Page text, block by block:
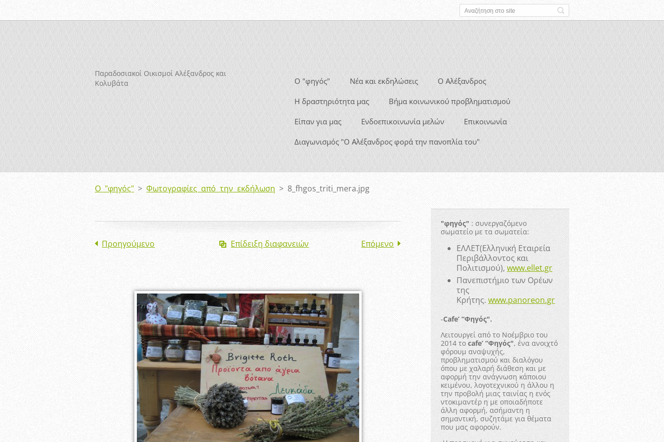
Παραδοσιακοί Οικισμοί Αλέξανδρος και
Κολυβάτα
Ο "φηγός" Νέα και εκδηλώσεις Ο Αλέξανδρος
Η δραστηριότητα μας Βήμα κοινωνικού προβληματισμού
Είπαν για μας Ενδοεπικοινωνία μελών Επικοινωνία
Διαγωνισμός "Ο Αλέξανδρος φορά την πανοπλία του"
Ο "φηγός" > Φωτογραφίες από την εκδήλωση > 8_fhgos_triti_mera.jpg
Προηγούμενο Επίδειξη διαφανειών Επόμενο
"φηγός" : συνεργαζόμενο
σωματείο με τα σωματεία:
ΕΛΛΕΤ(Ελληνική Εταιρεία
Περιβάλλοντος και
Πολιτισμού),www.ellet.gr
Πανεπιστήμιο των Ορέων
της
Κρήτης.www.panoreon.gr
-Cafe’ “Φηγός".
Λειτουργεί από το Νοέμβριο του
2014 τοcafe’ “Φηγός", ένα ανοιχτό
φόρουμ αναψυχής,
προβληματισμού και διαλόγου
όπου με χαλαρή διάθεση και με
αφορμή την ανάγνωση κάποιου
κειμένου, λογοτεχνικού η άλλου η
την προβολή μιας ταινίας η ενός
ντοκιμαντέρ η με οποιαδήποτε
άλλη αφορμή, ασήμαντη η
σημαντική, συζητάμε για θέματα
που μας αφορούν.